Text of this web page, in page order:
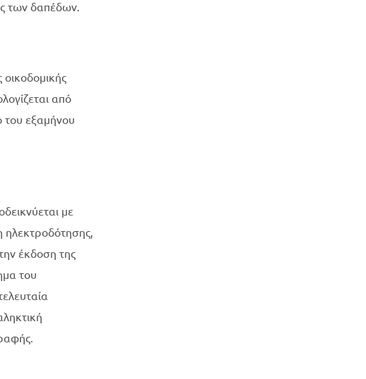
των δαπέδων.
από
του εξαμήνου
με
ηλεκτροδότησης,
έκδοση της
του